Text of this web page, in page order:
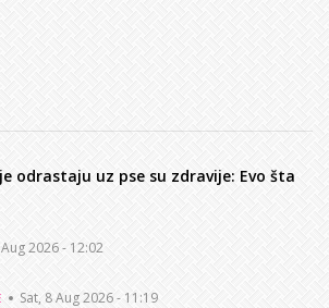
Aug 2026 - 12:02
odrastaju uz pse su zdravije: Evo šta
Sat, 8 Aug 2026 - 11:19